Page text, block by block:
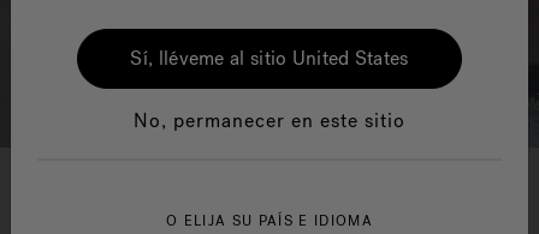
innovation
Sí, lléveme al sitio United States
No, permanecer en este sitio
O ELIJA SU PAÍS E IDIOMA